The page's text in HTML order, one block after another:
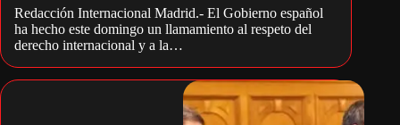
Redacción Internacional Madrid.- El Gobierno español
ha hecho este domingo un llamamiento al respeto del
derecho internacional y a la…